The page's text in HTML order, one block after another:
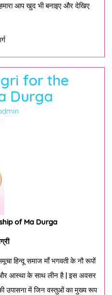
आप खुद भी बनाइए और देखिए
for the
Durga
of Ma Durga
हिन्दू समाज माँ भगवती के नौ रूपों
और आस्था के साथ लीन है | इस अवसर
उपासना में जिन वस्तुओं का मुख्य रूप